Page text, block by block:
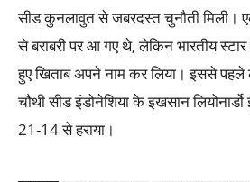
सीड कुनलावुत से जबरदस्त चुनौती मिली।
से बराबरी पर आ गए थे, लेकिन भारतीय
हुए खिताब अपने नाम कर लिया। इससे पहले
चौथी सीड इंडोनेशिया के इखसान
21-14 से हराया।